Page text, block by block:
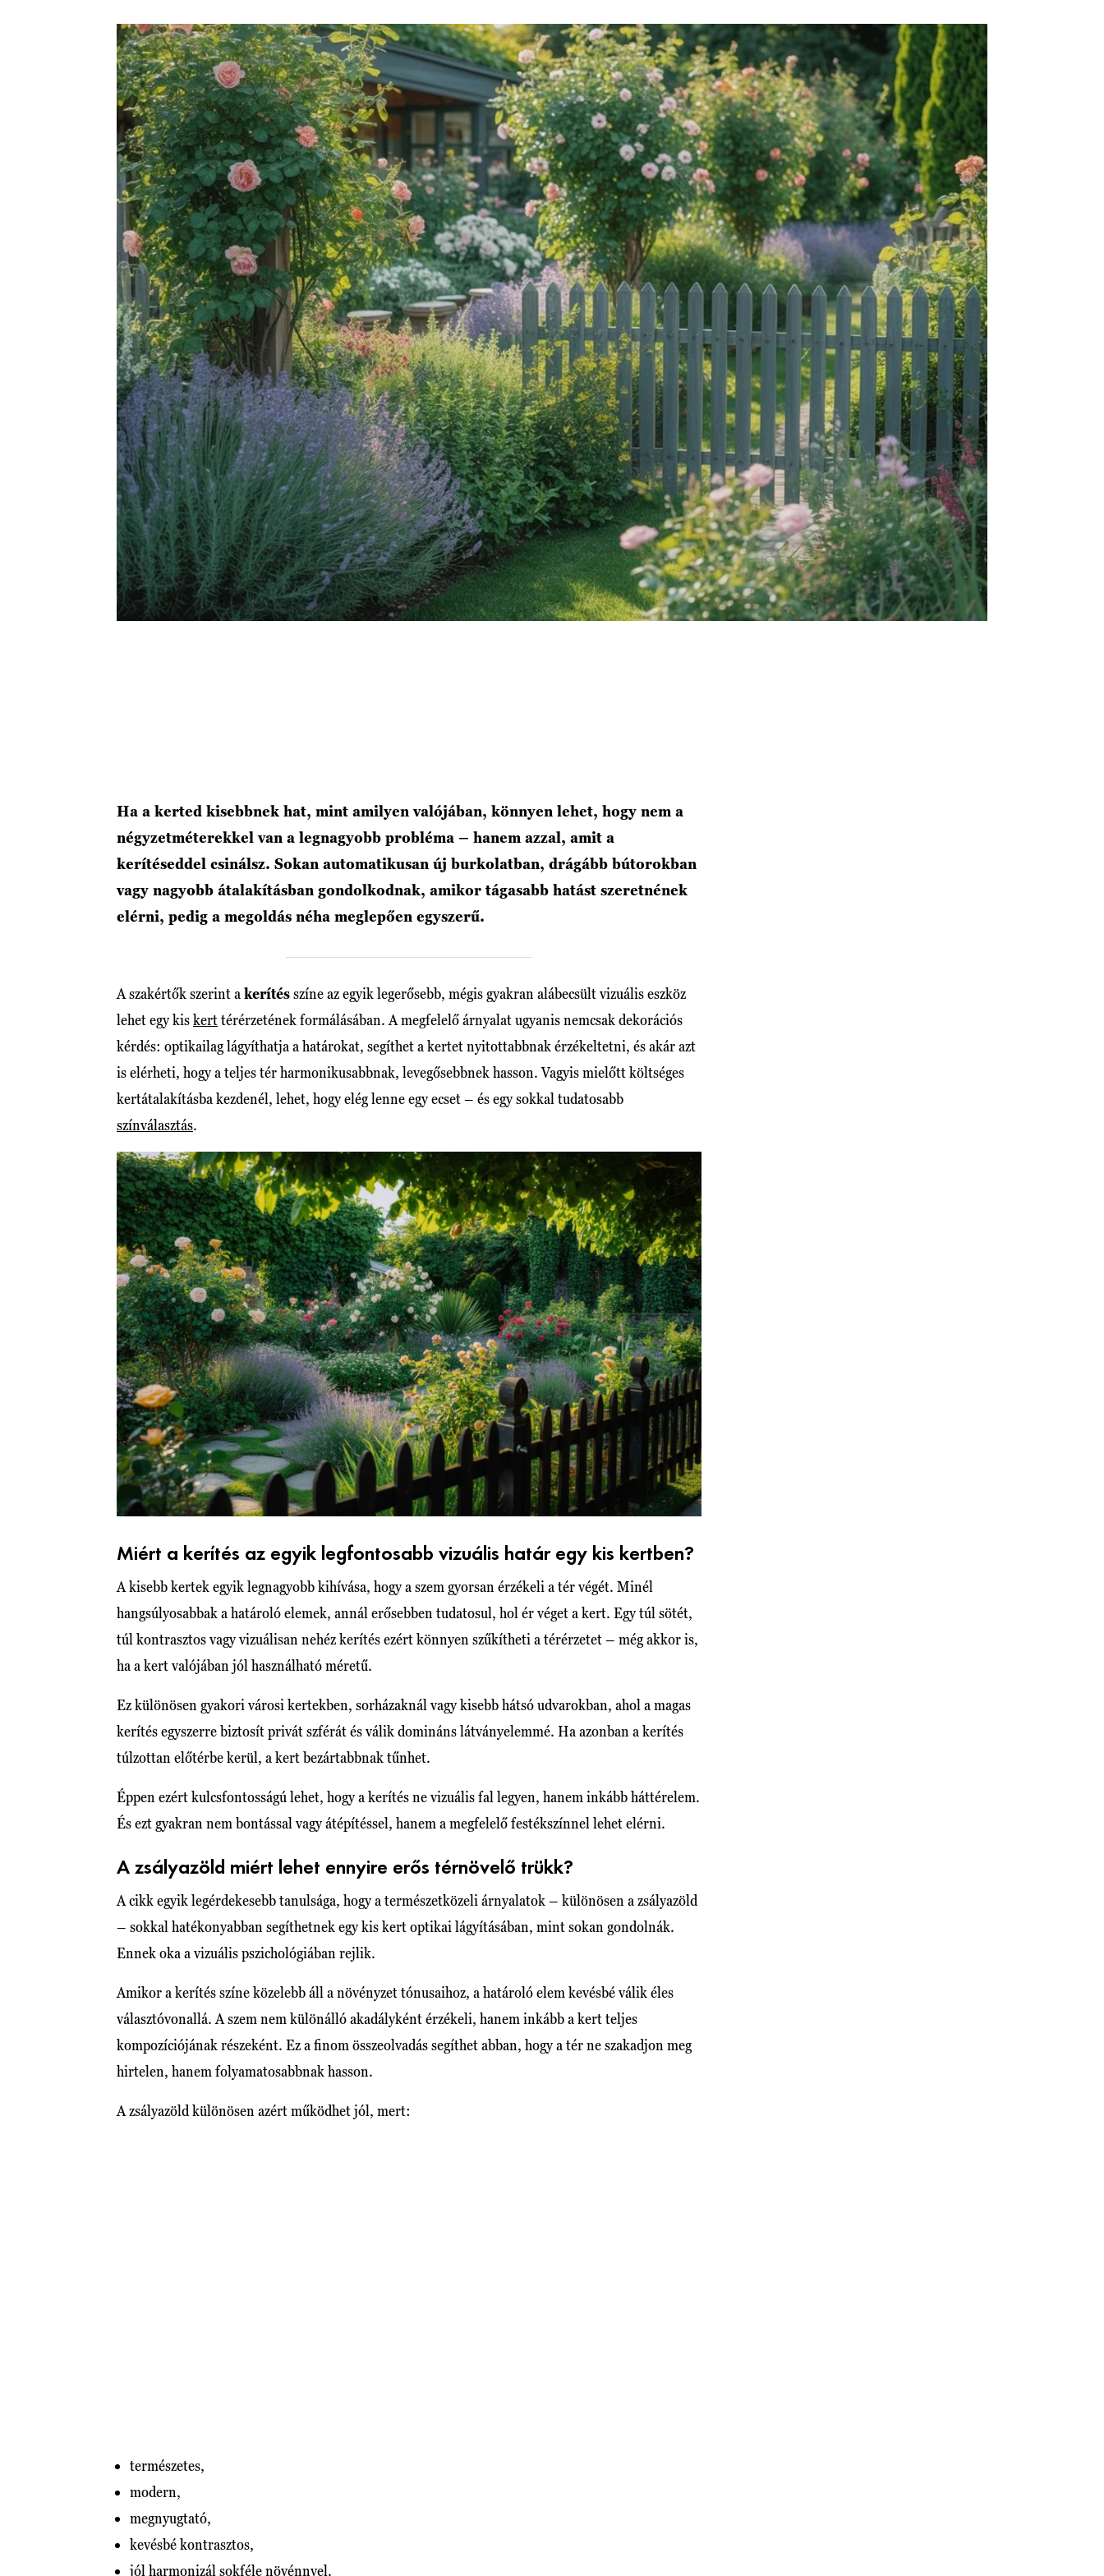
Ha a kerted kisebbnek hat, mint amilyen valójában, könnyen lehet, hogy nem a
négyzetméterekkel van a legnagyobb probléma – hanem azzal, amit a
kerítéseddel csinálsz. Sokan automatikusan új burkolatban, drágább bútorokban
vagy nagyobb átalakításban gondolkodnak, amikor tágasabb hatást szeretnének
elérni, pedig a megoldás néha meglepően egyszerű.
A szakértők szerint a kerítésszíne az egyik legerősebb, mégis gyakran alábecsült vizuális eszköz
lehet egy kiskerttérérzetének formálásában. A megfelelő árnyalat ugyanis nemcsak dekorációs
kérdés: optikailag lágyíthatja a határokat, segíthet a kertet nyitottabbnak érzékeltetni, és akár azt
is elérheti, hogy a teljes tér harmonikusabbnak, levegősebbnek hasson. Vagyis mielőtt költséges
kertátalakításba kezdenél, lehet, hogy elég lenne egy ecset – és egy sokkal tudatosabb
színválasztás.
Miért a kerítés az egyik legfontosabb vizuális határ egy kis kertben?
A kisebb kertek egyik legnagyobb kihívása, hogy a szem gyorsan érzékeli a tér végét. Minél
hangsúlyosabbak a határoló elemek, annál erősebben tudatosul, hol ér véget a kert. Egy túl sötét,
túl kontrasztos vagy vizuálisan nehéz kerítés ezért könnyen szűkítheti a térérzetet – még akkor is,
ha a kert valójában jól használható méretű.
Ez különösen gyakori városi kertekben, sorházaknál vagy kisebb hátsó udvarokban, ahol a magas
kerítés egyszerre biztosít privát szférát és válik domináns látványelemmé. Ha azonban a kerítés
túlzottan előtérbe kerül, a kert bezártabbnak tűnhet.
Éppen ezért kulcsfontosságú lehet, hogy a kerítés ne vizuális fal legyen, hanem inkább háttérelem.
És ezt gyakran nem bontással vagy átépítéssel, hanem a megfelelő festékszínnel lehet elérni.
A zsályazöld miért lehet ennyire erős térnövelő trükk?
A cikk egyik legérdekesebb tanulsága, hogy a természetközeli árnyalatok – különösen a zsályazöld
– sokkal hatékonyabban segíthetnek egy kis kert optikai lágyításában, mint sokan gondolnák.
Ennek oka a vizuális pszichológiában rejlik.
Amikor a kerítés színe közelebb áll a növényzet tónusaihoz, a határoló elem kevésbé válik éles
választóvonallá. A szem nem különálló akadályként érzékeli, hanem inkább a kert teljes
kompozíciójának részeként. Ez a finom összeolvadás segíthet abban, hogy a tér ne szakadjon meg
hirtelen, hanem folyamatosabbnak hasson.
A zsályazöld különösen azért működhet jól, mert:
természetes,
modern,
megnyugtató,
kevésbé kontrasztos,
jól harmonizál sokféle növénnyel.